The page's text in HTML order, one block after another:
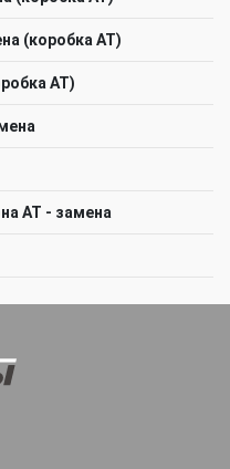
(коробка АТ)
АТ)
АТ - замена